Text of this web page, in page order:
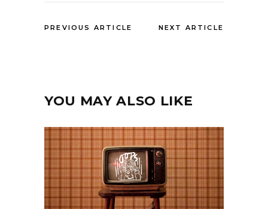
PREVIOUS ARTICLE NEXT ARTICLE
YOU MAY ALSO LIKE